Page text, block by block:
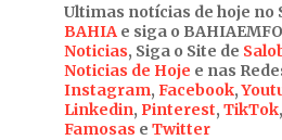
Ultimas notícias de hoje no
BAHIA e siga o
Noticias, Siga o Site de
Noticias de Hoje e nas
Instagram, Facebook,
Linkedin, Pinterest, TikTok,
Famosas e Twitter